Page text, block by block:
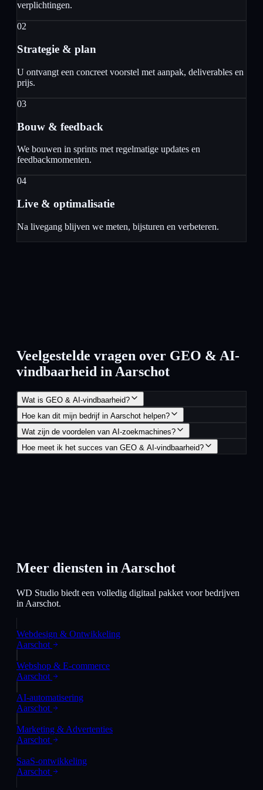
verplichtingen.
02
Strategie & plan
U ontvangt een concreet voorstel met aanpak, deliverables en
prijs.
03
Bouw & feedback
We bouwen in sprints met regelmatige updates en
feedbackmomenten.
04
Live & optimalisatie
Na livegang blijven we meten, bijsturen en verbeteren.
Veelgestelde vragen over GEO & AI-
vindbaarheid in Aarschot
Wat is GEO & AI-vindbaarheid?
Hoe kan dit mijn bedrijf in Aarschot helpen?
Wat zijn de voordelen van AI-zoekmachines?
Hoe meet ik het succes van GEO & AI-vindbaarheid?
Meer diensten inAarschot
WD Studio biedt een volledig digitaal pakket voor bedrijven
in Aarschot.
Webdesign & Ontwikkeling
Aarschot
Webshop & E-commerce
Aarschot
AI-automatisering
Aarschot
Marketing & Advertenties
Aarschot
SaaS-ontwikkeling
Aarschot